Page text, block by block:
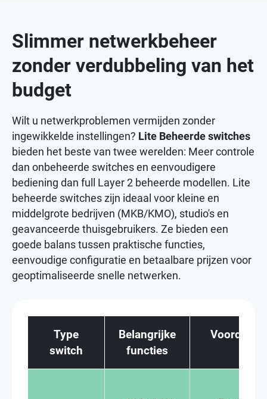
Slimmer netwerkbeheer
zonder verdubbeling van het
budget
Wilt u netwerkproblemen vermijden zonder
ingewikkelde instellingen? Lite Beheerde switches
bieden het beste van twee werelden: Meer controle
dan onbeheerde switches en eenvoudigere
bediening dan full Layer 2 beheerde modellen. Lite
beheerde switches zijn ideaal voor kleine en
middelgrote bedrijven (MKB/KMO), studio's en
geavanceerde thuisgebruikers. Ze bieden een
goede balans tussen praktische functies,
eenvoudige configuratie en betaalbare prijzen voor
geoptimaliseerde snelle netwerken.
Type
switch
Belangrijke
functies
Voordelen